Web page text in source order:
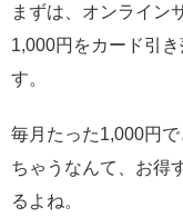
まずは、オンライン
1,000円をカード引
す。
毎月たった1,000円
ちゃうなんて、お得
るよね。